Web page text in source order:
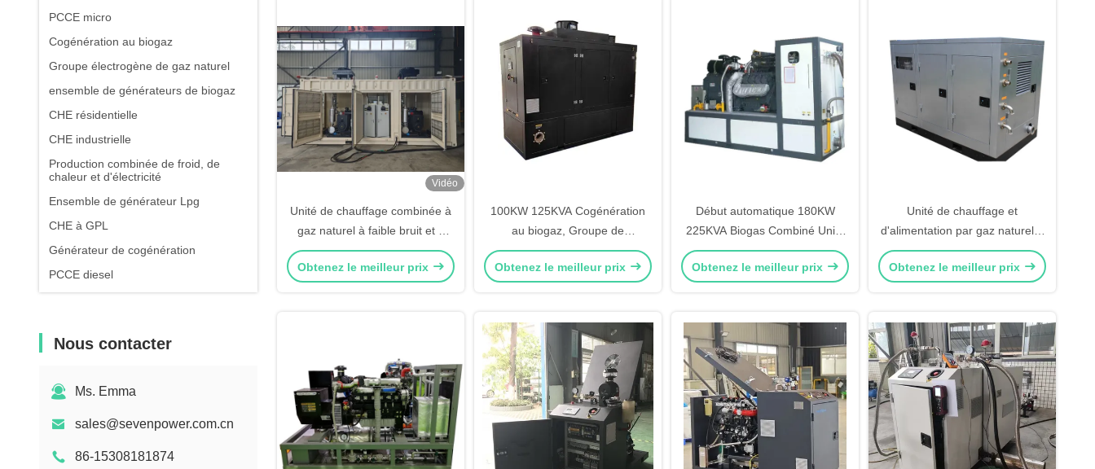
PCCE micro
Cogénération au biogaz
Groupe électrogène de gaz naturel
ensemble de générateurs de biogaz
CHE résidentielle
CHE industrielle
Production combinée de froid, de
chaleur et d'électricité
Ensemble de générateur Lpg
CHE à GPL
Générateur de cogénération
PCCE diesel
Nous contacter
Ms. Emma
sales@sevenpower.com.cn
86-15308181874
Vidéo
Unité de chauffage combinée à
gaz naturel à faible bruit et à
haut rendement de 120 kW
Obtenez le meilleur prix
100KW 125KVA Cogénération
au biogaz, Groupe de
cogénération à énergie
renouvelable
Obtenez le meilleur prix
Début automatique 180KW
225KVA Biogas Combiné Unité
de chaleur et d'alimentation
110V / 220V Énergie
Obtenez le meilleur prix
Unité de chauffage et
d'alimentation par gaz naturel à
haut rendement 50 Hz 4 fils 35
kW
Obtenez le meilleur prix